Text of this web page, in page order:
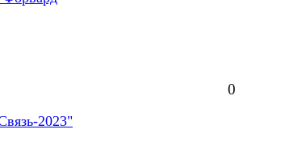
0
2023"